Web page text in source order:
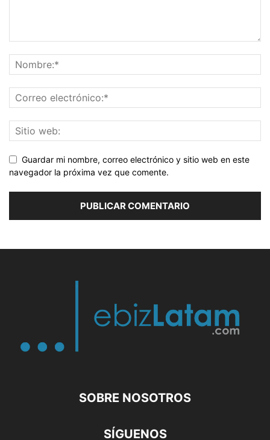
Guardar mi nombre, correo electrónico y sitio web en este
navegador la próxima vez que comente.
SOBRE NOSOTROS
SÍGUENOS